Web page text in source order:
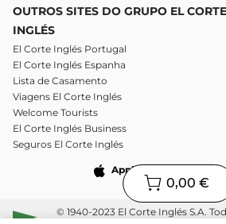
OUTROS SITES DO GRUPO EL CORTE
INGLÉS
El Corte Inglés Portugal
El Corte Inglés Espanha
Lista de Casamento
Viagens El Corte Inglés
Welcome Tourists
El Corte Inglés Business
Seguros El Corte Inglés
Apple Store
© 1940-2023 El Corte Inglés S.A.
0,00 €